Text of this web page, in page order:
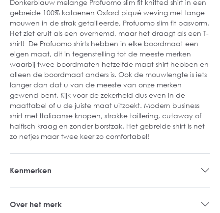
Donkerblauw melange Profuomo slim fit knitted shirt in een
gebreide 100% katoenen Oxford piqué weving met lange
mouwen in de strak getailleerde, Profuomo slim fit pasvorm.
Het ziet eruit als een overhemd, maar het draagt als een T-
shirt! De Profuomo shirts hebben in elke boordmaat een
eigen maat, dit in tegenstelling tot de meeste merken
waarbij twee boordmaten hetzelfde maat shirt hebben en
alleen de boordmaat anders is. Ook de mouwlengte is iets
langer dan dat u van de meeste van onze merken
gewend bent. Kijk voor de zekerheid dus even in de
maattabel of u de juiste maat uitzoekt. Modern business
shirt met Italiaanse knopen, strakke taillering, cutaway of
haifisch kraag en zonder borstzak. Het gebreide shirt is net
zo netjes maar twee keer zo comfortabel!
Kenmerken
Over het merk